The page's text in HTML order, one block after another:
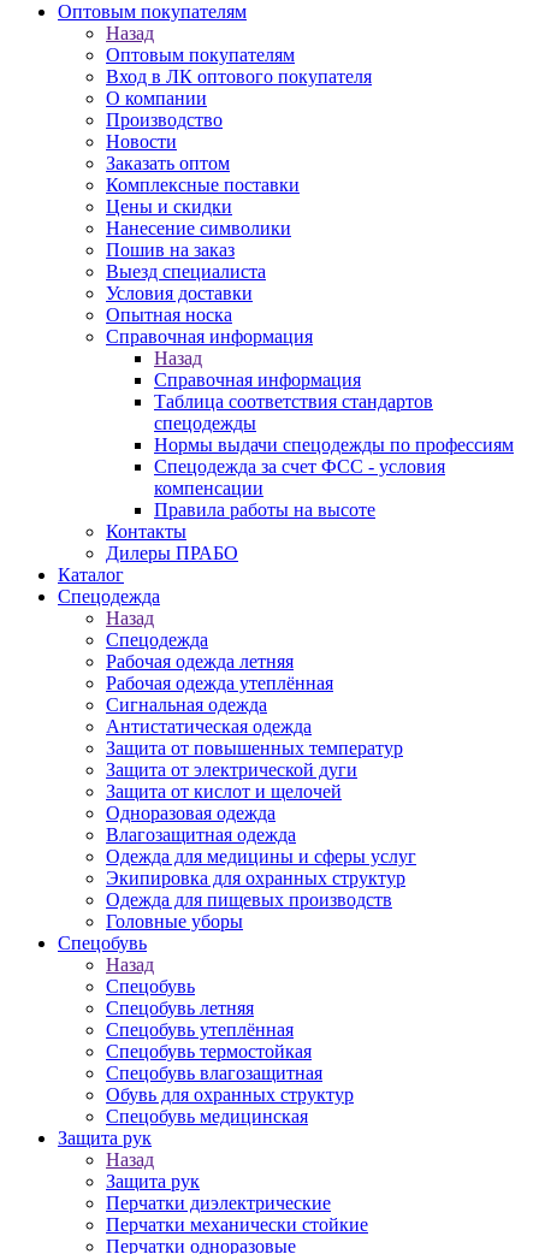
Оптовым покупателям
Назад
Оптовым покупателям
Вход в ЛК оптового покупателя
О компании
Производство
Новости
Заказать оптом
Комплексные поставки
Цены и скидки
Нанесение символики
Пошив на заказ
Выезд специалиста
Условия доставки
Опытная носка
Справочная информация
Назад
Справочная информация
Таблица соответствия стандартов
спецодежды
Нормы выдачи спецодежды по профессиям
Спецодежда за счет ФСС - условия
компенсации
Правила работы на высоте
Контакты
Дилеры ПРАБО
Каталог
Спецодежда
Назад
Спецодежда
Рабочая одежда летняя
Рабочая одежда утеплённая
Сигнальная одежда
Антистатическая одежда
Защита от повышенных температур
Защита от электрической дуги
Защита от кислот и щелочей
Одноразовая одежда
Влагозащитная одежда
Одежда для медицины и сферы услуг
Экипировка для охранных структур
Одежда для пищевых производств
Головные уборы
Спецобувь
Назад
Спецобувь
Спецобувь летняя
Спецобувь утеплённая
Спецобувь термостойкая
Спецобувь влагозащитная
Обувь для охранных структур
Спецобувь медицинская
Защита рук
Назад
Защита рук
Перчатки диэлектрические
Перчатки механически стойкие
Перчатки одноразовые